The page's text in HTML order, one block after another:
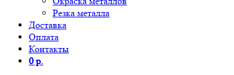
Резка металла
Доставка
Оплата
Контакты
0 р.